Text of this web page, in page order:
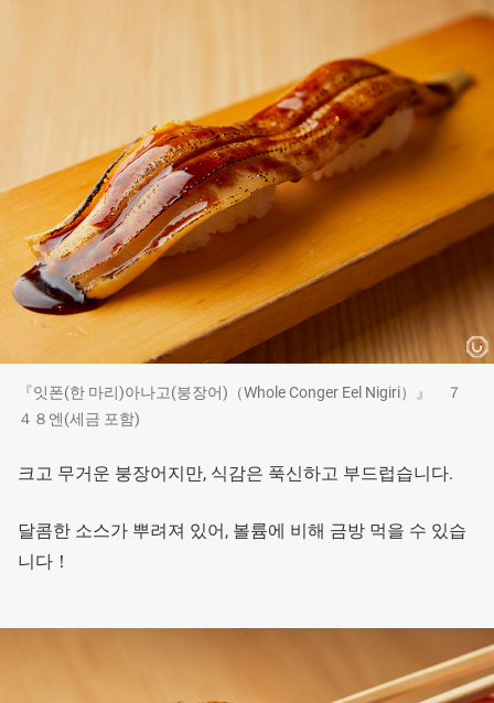
『잇폰(한 마리)아나고(붕장어)（Whole Conger Eel Nigiri）』 ７
４８엔(세금 포함)
크고 무거운 붕장어지만, 식감은 푹신하고 부드럽습니다.
달콤한 소스가 뿌려져 있어, 볼륨에 비해 금방 먹을 수 있습
니다！